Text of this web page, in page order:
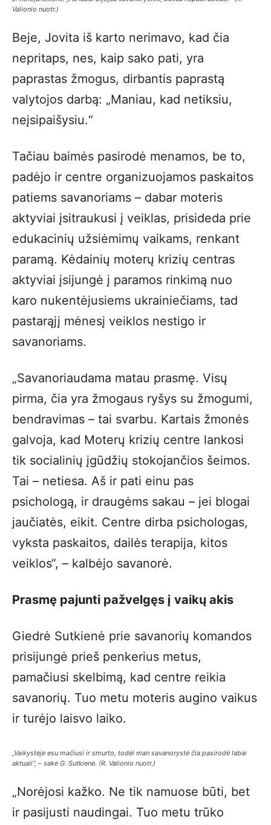
Valionio nuotr.)
Beje, Jovita iš karto nerimavo, kad čia
nepritaps, nes, kaip sako pati, yra
paprastas žmogus, dirbantis paprastą
valytojos darbą: „Maniau, kad netiksiu,
neįsipaišysiu.“
Tačiau baimės pasirodė menamos, be to,
padėjo ir centre organizuojamos paskaitos
patiems savanoriams – dabar moteris
aktyviai įsitraukusi į veiklas, prisideda prie
edukacinių užsiėmimų vaikams, renkant
paramą. Kėdainių moterų krizių centras
aktyviai įsijungė į paramos rinkimą nuo
karo nukentėjusiems ukrainiečiams, tad
pastarąjį mėnesį veiklos nestigo ir
savanoriams.
„Savanoriaudama matau prasmę. Visų
pirma, čia yra žmogaus ryšys su žmogumi,
bendravimas – tai svarbu. Kartais žmonės
galvoja, kad Moterų krizių centre lankosi
tik socialinių įgūdžių stokojančios šeimos.
Tai – netiesa. Aš ir pati einu pas
psichologą, ir draugėms sakau – jei blogai
jaučiatės, eikit. Centre dirba psichologas,
vyksta paskaitos, dailės terapija, kitos
veiklos“, – kalbėjo savanorė.
Prasmę pajunti pažvelgęs į vaikų akis
Giedrė Sutkienė prie savanorių komandos
prisijungė prieš penkerius metus,
pamačiusi skelbimą, kad centre reikia
savanorių. Tuo metu moteris augino vaikus
ir turėjo laisvo laiko.
„Vaikystėje esu mačiusi ir smurto, todėl man savanorystė čia pasirodė labai
aktuali“, – sakė G. Sutkienė. (R. Valionio nuotr.)
„Norėjosi kažko. Ne tik namuose būti, bet
ir pasijusti naudingai. Tuo metu trūko